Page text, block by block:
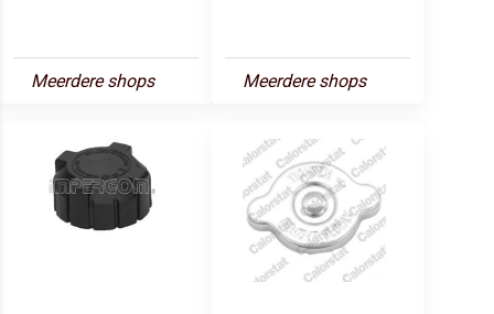
Meerdere shops Meerdere shops